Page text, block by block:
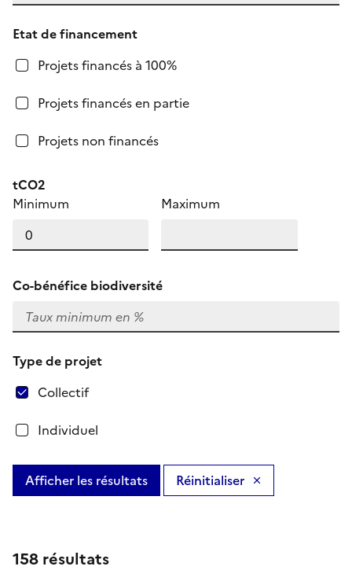
Etat de financement
Projets financés à 100%
Projets financés en partie
Projets non financés
tCO2
Minimum
Maximum
Co-bénéfice biodiversité
Type de projet
Collectif
Individuel
Afficher les résultats Réinitialiser
158 résultats